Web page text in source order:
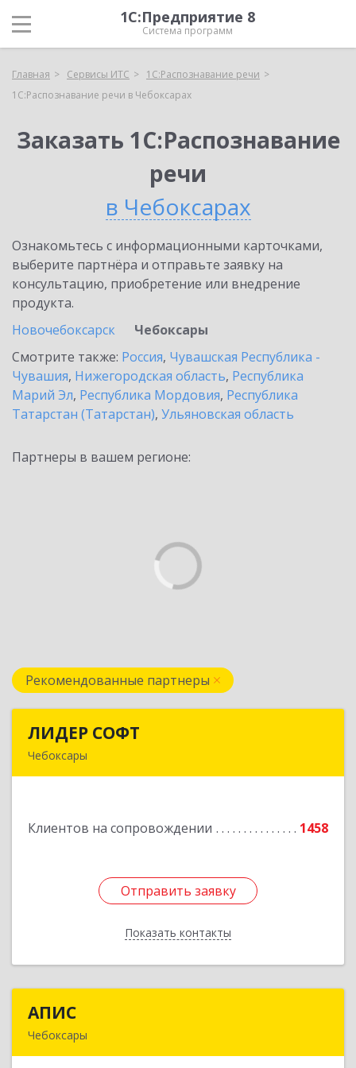
1С:Предприятие 8
Система программ
Главная Сервисы ИТС
1С:Распознавание речи
1С:Распознавание речи в Чебоксарах
Заказать 1С:Распознавание
речи
в Чебоксарах
Ознакомьтесь с информационными карточками,
выберите партнёра и отправьте заявку на
консультацию, приобретение или внедрение
продукта.
Новочебоксарск
Чебоксары
Смотрите также: Россия, Чувашская Республика -
Чувашия, Нижегородская область, Республика
Марий Эл, Республика Мордовия, Республика
Татарстан (Татарстан), Ульяновская область
Партнеры в вашем регионе:
Рекомендованные партнеры
ЛИДЕР СОФТ
Чебоксары
Клиентов на сопровождении 1458
Отправить заявку
Показать контакты
Отправить заявку
Назад
АПИС
Чебоксары